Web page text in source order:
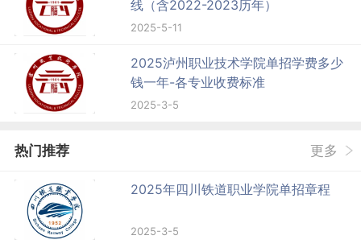
线（含2022-2023历年）
2025-5-11
2025泸州职业技术学院单招学费多少
钱一年-各专业收费标准
2025-3-5
热门推荐 更多
2025年四川铁道职业学院单招章程
2025-3-5